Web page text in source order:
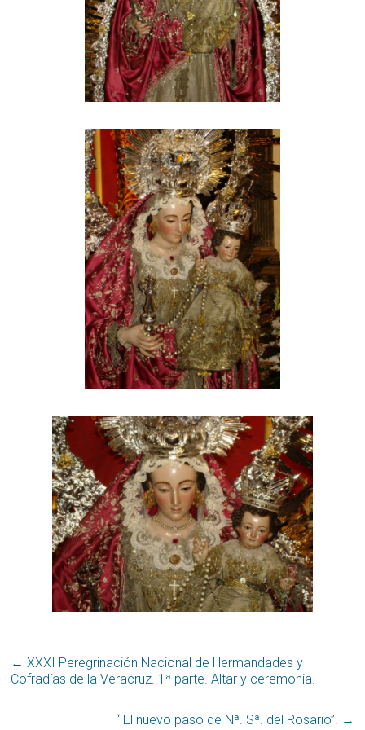
← XXXI Peregrinación Nacional de Hermandades y
Cofradías de la Veracruz. 1ª parte. Altar y ceremonia.
“ El nuevo paso de Nª. Sª. del Rosario”. →